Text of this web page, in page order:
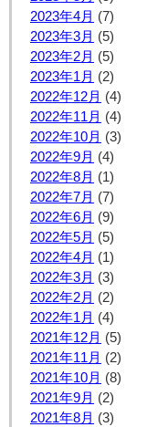
2023年4月 (7)
2023年3月 (5)
2023年2月 (5)
2023年1月 (2)
2022年12月 (4)
2022年11月 (4)
2022年10月 (3)
2022年9月 (4)
2022年8月 (1)
2022年7月 (7)
2022年6月 (9)
2022年5月 (5)
2022年4月 (1)
2022年3月 (3)
2022年2月 (2)
2022年1月 (4)
2021年12月 (5)
2021年11月 (2)
2021年10月 (8)
2021年9月 (2)
2021年8月 (3)